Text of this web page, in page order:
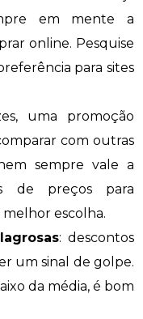
em mente a
online. Pesquise
para sites
uma promoção
com outras
sempre vale a
de preços para
escolha.
: descontos
um sinal de golpe.
da média, é bom